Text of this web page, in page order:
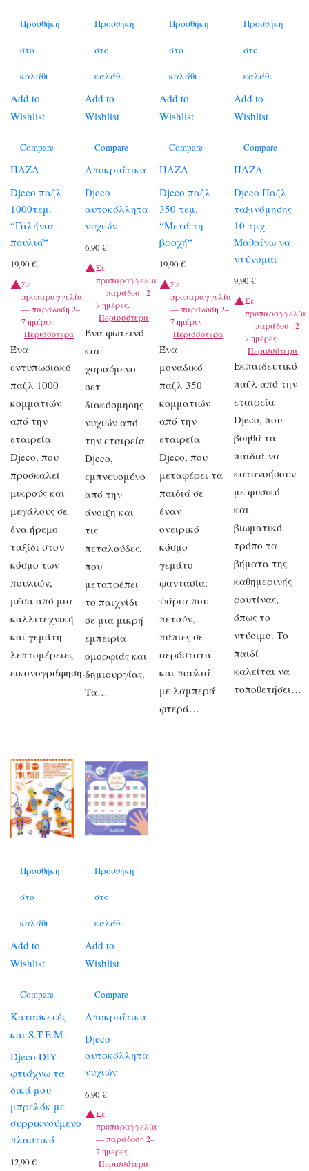
Προσθήκη
στο
καλάθι
Add to
Wishlist
Compare
ΠΑΖΛ
Djeco παζλ
1000τεμ.
“Γαλήνια
πουλιά“
19,90 €
Σε
προπαραγγελία
— παράδοση 2–
7 ημέρες.
Περισσότερα
Ένα
εντυπωσιακό
παζλ 1000
κομματιών
από την
εταιρεία
Djeco, που
προσκαλεί
μικρούς και
μεγάλους σε
ένα ήρεμο
ταξίδι στον
κόσμο των
πουλιών,
μέσα από μια
καλλιτεχνική
και γεμάτη
λεπτομέρειες
εικονογράφηση….
Προσθήκη
στο
καλάθι
Add to
Wishlist
Compare
Αποκριάτικα
Djeco
αυτοκόλλητα
νυχιών
6,90€
Σε
προπαραγγελία
— παράδοση 2–
7 ημέρες.
Περισσότερα
Ένα φωτεινό
και
χαρούμενο
σετ
διακόσμησης
νυχιών από
την εταιρεία
Djeco,
εμπνευσμένο
από την
άνοιξη και
τις
πεταλούδες,
που
μετατρέπει
το παιχνίδι
σε μια μικρή
εμπειρία
ομορφιάς και
δημιουργίας.
Τα…
Προσθήκη
στο
καλάθι
Add to
Wishlist
Compare
ΠΑΖΛ
Djeco παζλ
350 τεμ.
“Μετά τη
βροχή“
19,90€
Σε
προπαραγγελία
— παράδοση 2–
7 ημέρες.
Περισσότερα
Ένα
μοναδικό
παζλ 350
κομματιών
από την
εταιρεία
Djeco, που
μεταφέρει τα
παιδιά σε
έναν
ονειρικό
κόσμο
γεμάτο
φαντασία:
ψάρια που
πετούν,
πάπιες σε
αερόστατα
και πουλιά
με λαμπερά
φτερά…
Προσθήκη
στο
καλάθι
Add to
Wishlist
Compare
ΠΑΖΛ
Djeco Παζλ
ταξινόμησης
10 τμχ.
Μαθαίνω να
ντύνομαι
9,90€
Σε
προπαραγγελία
— παράδοση 2–
7 ημέρες.
Περισσότερα
Εκπαιδευτικό
παζλ από την
εταιρεία
Djeco, που
βοηθά τα
παιδιά να
κατανοήσουν
με φυσικό
και
βιωματικό
τρόπο τα
βήματα της
καθημερινής
ρουτίνας,
όπως το
ντύσιμο. Το
παιδί
καλείται να
τοποθετήσει…
Προσθήκη
στο
καλάθι
Add to
Wishlist
Compare
Κατασκευές
και S.T.E.M.
Djeco DIY
φτιάχνω τα
δικά μου
μπρελόκ με
συρρικνούμενο
πλαστικό
12,90 €
Προσθήκη
στο
καλάθι
Add to
Wishlist
Compare
Αποκριάτικα
Djeco
αυτοκόλλητα
νυχιών
6,90€
Σε
προπαραγγελία
— παράδοση 2–
7 ημέρες.
Περισσότερα